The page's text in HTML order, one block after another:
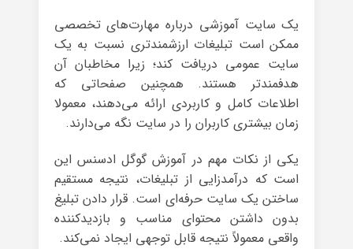
یک سایت آموزشی درباره مهارت‌های تخصصی
ممکن است تبلیغات ارزشمندتری نسبت به یک
سایت عمومی دریافت کند؛ زیرا مخاطبان آن
هدفمندتر هستند. همچنین صفحاتی که
اطلاعات کامل و کاربردی ارائه می‌دهند، معمولا
زمان بیشتری کاربران را در سایت نگه می‌دارند.
یکی از نکات مهم در آموزش گوگل ادسنس این
است که درآمدزایی از تبلیغات، نتیجه مستقیم
ساختن یک سایت حرفه‌ای است. قرار دادن تبلیغ
بدون داشتن محتوای مناسب و بازدیدکننده
واقعی معمولاً نتیجه قابل توجهی ایجاد نمی‌کند.